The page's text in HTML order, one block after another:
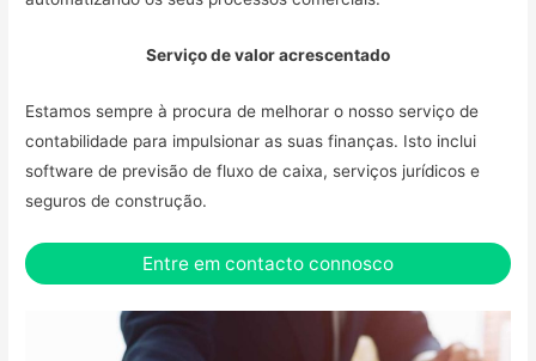
Serviço de valor acrescentado
Estamos sempre à procura de melhorar o nosso serviço de
contabilidade para impulsionar as suas finanças. Isto inclui
software de previsão de fluxo de caixa, serviços jurídicos e
seguros de construção.
Entre em contacto connosco